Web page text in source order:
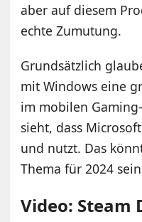
aber auf diesem
echte Zumutung.
Grundsätzlich
mit Windows eine
im mobilen
sieht, dass
und nutzt. Das
Thema für 2024
Video: Steam